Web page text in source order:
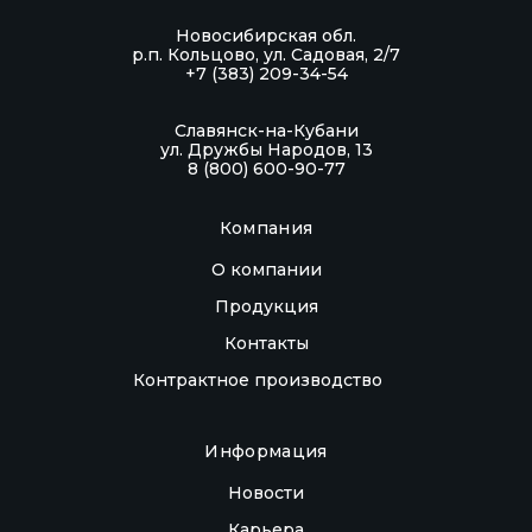
антиоксидантным свойствам. Использование
косметики с лецитином помогает
мягкость, эластичность и здоровый вид.
источника фосфолипидов.
Компания
О компании
Продукция
Контакты
Контрактное производство
Информация
Новости
Новосибирская обл.
р.п. Кольцово, ул. Садовая, 2/7
+7 (383) 209-34-54
Славянск-на-Кубани
ул. Дружбы Народов, 13
8 (800) 600-90-77